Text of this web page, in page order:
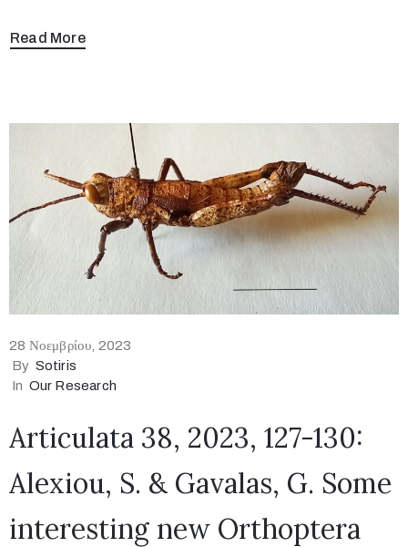
Read More
28 Νοεμβρίου, 2023
By Sotiris
In Our Research
Articulata 38, 2023, 127-130:
Alexiou, S. & Gavalas, G. Some
interesting new Orthoptera